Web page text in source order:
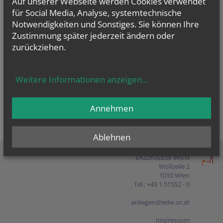
Presse
Shop
ERZDIÖZESE WIEN
Wollzeile 2
1010 Wien
Tel.: +43 1 51552 - 0
anliegen@edw.or.at
Impressum
für Social Media, Analyse, systemtechnische
Notwendigkeiten und Sonstiges. Sie können Ihre
Zustimmung später jederzeit ändern oder
zurückziehen.
Weitere Informationen anzeigen...
Ablehnen
Annehmen